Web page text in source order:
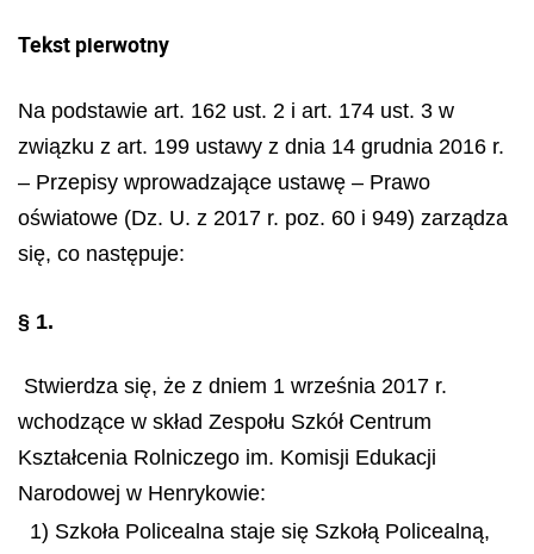
Tekst pierwotny
Na podstawie art. 162 ust. 2 i art. 174 ust. 3 w
związku z art. 199 ustawy z dnia 14 grudnia 2016 r.
– Przepisy wprowadzające ustawę – Prawo
oświatowe (Dz. U. z 2017 r. poz. 60 i 949) zarządza
się, co następuje:
§ 1.
Stwierdza się, że z dniem 1 września 2017 r.
wchodzące w skład Zespołu Szkół Centrum
Kształcenia Rolniczego im. Komisji Edukacji
Narodowej w Henrykowie:
1) Szkoła Policealna staje się Szkołą Policealną,